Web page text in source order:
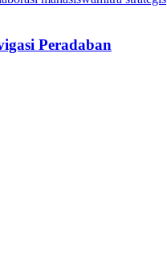
Peradaban